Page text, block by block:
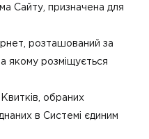
Сайту, призначена для
розташований за
якому розміщується
обраних
в Системі єдиним